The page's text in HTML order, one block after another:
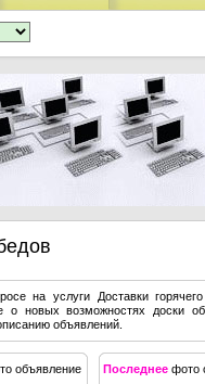
на услуги Доставки горячего
о новых возможностях доски
объявлений.
объявление Последнее фото